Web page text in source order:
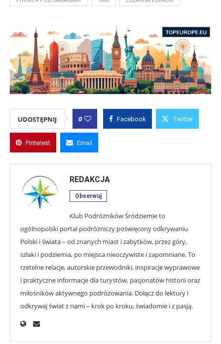
UDOSTĘPNIJ 0 Facebook Twitter
Pinterest Email
REDAKCJA
Obserwuj
Klub Podróżników Śródziemie to
ogólnopolski portal podróżniczy poświęcony odkrywaniu
Polski i świata – od znanych miast i zabytków, przez góry,
szlaki i podziemia, po miejsca nieoczywiste i zapomniane. To
rzetelne relacje, autorskie przewodniki, inspiracje wyprawowe
i praktyczne informacje dla turystów, pasjonatów historii oraz
miłośników aktywnego podróżowania. Dołącz do lektury i
odkrywaj świat z nami – krok po kroku, świadomie i z pasją.